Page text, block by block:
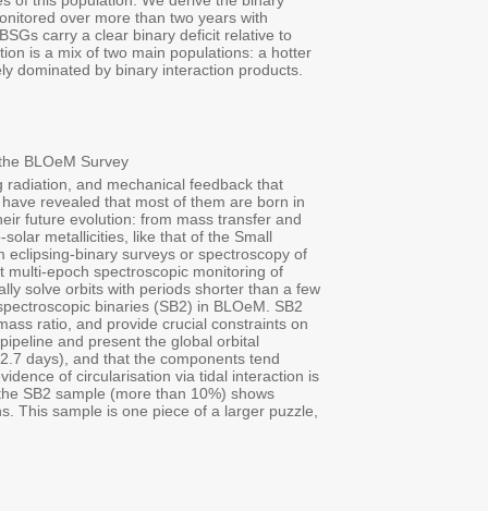
fraction and orbital properties of 254 BSGs in the Small
VLT/FLAMES within the Binarity at LOw Metallicity (BLOeM)
their likely main-sequence progenitors. Moreover, I will
population consistent with an extended main sequence, and a
Double-Lined B-type Binaries in the Small Magellanic Cloud:
Abstract: Massive stars (M > 8 M⊙) drive much of the chemical
shape their host galaxies. Studies in the Milky Way and the Large
close pairs (periods shorter than a few years). The orbits of these
mergers to the supernovae and compact-object remnants they
Magellanic Cloud, prior information on orbits of massive stars has
individual systems. The Binarity at LOw Metallicity (BLOeM)
nearly one thousand massive stars in the SMC, with enough
years. Here, I will present results obtained for 66 B-dwarf and B-
systems have the unique advantage of providing a direct
models of star formation and tidal interaction. In my talk, I will
properties of the population. We find that the orbits are typically
toward equal masses with a clear preference for near-twin pairs.
observed for periods below 2 days. We further find that a non-
evidence of additional companions, placing them in triple or